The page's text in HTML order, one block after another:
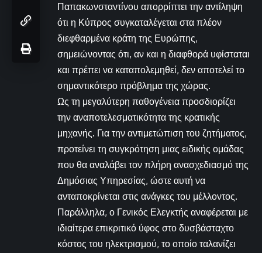
Παπακωνσταντίνου απορρίπτει την αντίληψη
ότι η Κύπρος συγκαταλέγεται στα πλέον
διεφθαρμένα κράτη της Ευρώπης,
σημειώνοντας ότι, αν και η διαφθορά υφίσταται
και πρέπει να καταπολεμηθεί, δεν αποτελεί το
σημαντικότερο πρόβλημα της χώρας.
Ως τη μεγαλύτερη παθογένεια προσδιορίζει
την αναποτελεσματικότητα της κρατικής
μηχανής. Για την αντιμετώπιση του ζητήματος,
προτείνει τη συγκρότηση μιας ειδικής ομάδας
που θα αναλάβει τον πλήρη ανασχεδιασμό της
Δημόσιας Υπηρεσίας, ώστε αυτή να
ανταποκρίνεται στις ανάγκες του μέλλοντος.
Παράλληλα, ο Γενικός Ελεγκτής αναφέρεται με
ιδιαίτερα επικριτικό ύφος στο δυσβάσταχτο
κόστος του ηλεκτρισμού, το οποίο ταλανίζει